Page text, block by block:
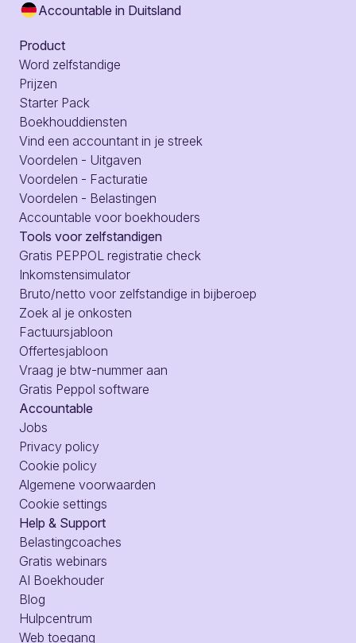
Accountable in Duitsland
Product
Word zelfstandige
Prijzen
Starter Pack
Boekhouddiensten
Vind een accountant in je streek
Voordelen - Uitgaven
Voordelen - Facturatie
Voordelen - Belastingen
Accountable voor boekhouders
Tools voor zelfstandigen
Gratis PEPPOL registratie check
Inkomstensimulator
Bruto/netto voor zelfstandige in bijberoep
Zoek al je onkosten
Factuursjabloon
Offertesjabloon
Vraag je btw-nummer aan
Gratis Peppol software
Accountable
Jobs
Privacy policy
Cookie policy
Algemene voorwaarden
Cookie settings
Help & Support
Belastingcoaches
Gratis webinars
AI Boekhouder
Blog
Hulpcentrum
Web toegang